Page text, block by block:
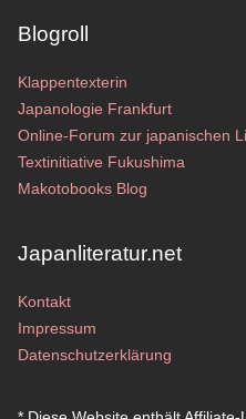
Blogroll
Klappentexterin
Japanologie Frankfurt
Online-Forum zur japanischen
Textinitiative Fukushima
Makotobooks Blog
Japanliteratur.net
Kontakt
Impressum
Datenschutzerklärung